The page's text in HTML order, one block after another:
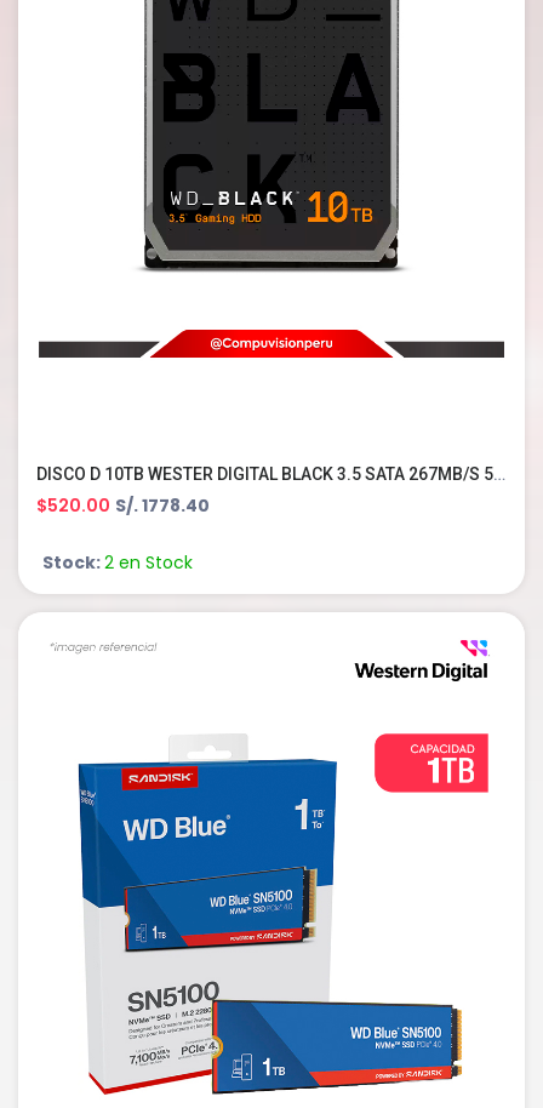
DISCO D 10TB WESTER DIGITAL BLACK 3.5 SATA 267MB/S 512MB WD102FZBX
$520.00 S/. 1778.40
Stock:2 en Stock